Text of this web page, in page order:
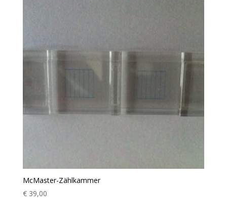
McMaster-Zählkammer
€39,00